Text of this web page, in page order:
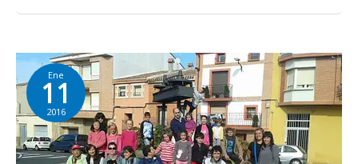
Ene
11
2016